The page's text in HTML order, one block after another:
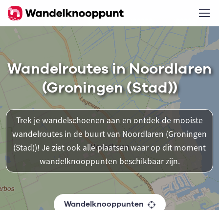
Wandelroutes in Noordlaren
(Groningen (Stad))
Trek je wandelschoenen aan en ontdek de mooiste
wandelroutes in de buurt van Noordlaren (Groningen
(Stad))! Je ziet ook alle plaatsen waar op dit moment
wandelknooppunten beschikbaar zijn.
Wandelknooppunten